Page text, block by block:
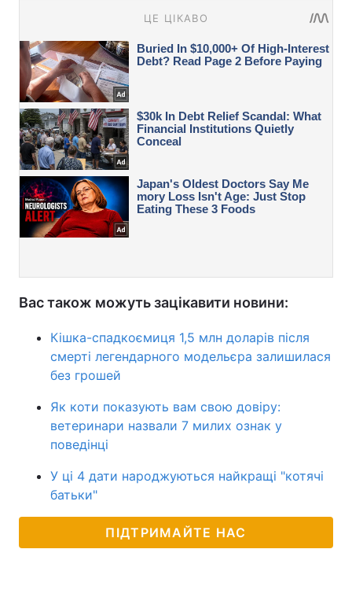
Вас також можуть зацікавити новини:
Кішка-спадкоємиця 1,5 млн доларів після
смерті легендарного модельєра залишилася
без грошей
Як коти показують вам свою довіру:
ветеринари назвали 7 милих ознак у
поведінці
У ці 4 дати народжуються найкращі "котячі
батьки"
ПІДТРИМАЙТЕ НАС